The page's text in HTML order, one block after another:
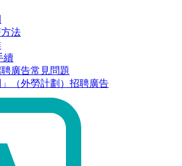
法
續
廣告常見問題
」（外勞計劃）招聘廣告